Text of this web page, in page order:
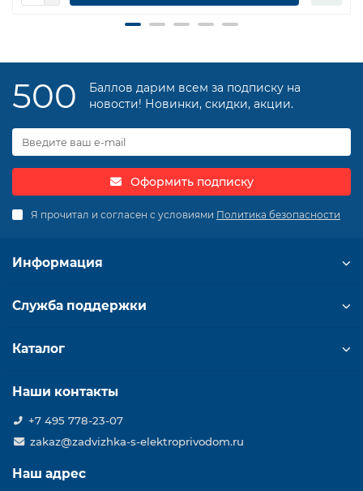
500
Баллов дарим всем за подписку на
новости! Новинки, скидки, акции.
Оформить подписку
Я прочитал и согласен с условиями Политика безопасности
Информация
Служба поддержки
Каталог
Наши контакты
+7 495 778-23-07
zakaz@zadvizhka-s-elektroprivodom.ru
Наш адрес